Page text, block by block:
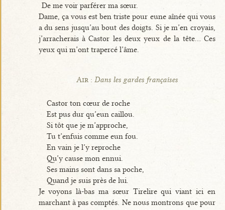
De me voir parférer ma sœur.
Dame, ça vous est ben triste pour eune aînée qui vous
a du sens jusqu’au bout des doigts. Si je m’en croyais,
j’arracherais à Castor les deux yeux de la tête... Ces
yeux qui m’ont trapercé l’âme.
Air : Dans les gardes françaises
Castor ton cœur de roche
Est pus dur qu’eun caillou.
Si tôt que je m’approche,
Tu t’enfuis comme eun fou.
En vain je l’y reproche
Qu’y cause mon ennui.
Ses mains sont dans sa poche,
Quand je suis près de lui.
Je voyons là-bas ma sœur Tirelire qui viant ici en
marchant à pas comptés. Ne nous montrons que pour